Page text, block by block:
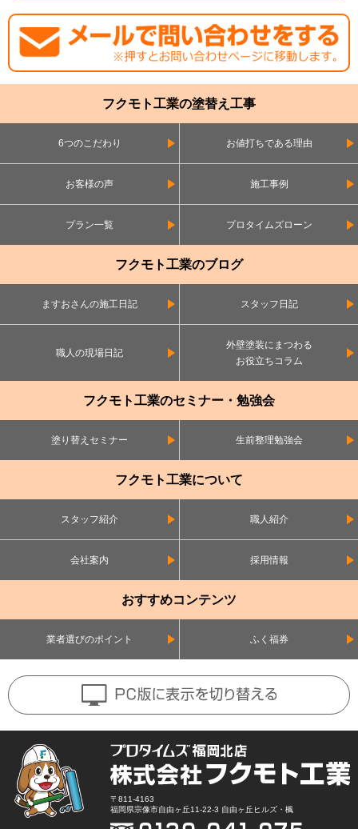
フクモト工業の塗替え工事
6つのこだわり お値打ちである理由
お客様の声 施工事例
プラン一覧 プロタイムズローン
フクモト工業のブログ
ますおさんの施工日記 スタッフ日記
職人の現場日記
外壁塗装にまつわる
お役立ちコラム
フクモト工業のセミナー・勉強会
塗り替えセミナー 生前整理勉強会
フクモト工業について
スタッフ紹介 職人紹介
会社案内 採用情報
おすすめコンテンツ
業者選びのポイント ふく福券
〒811-4163
福岡県宗像市自由ヶ丘11-22-3 自由ヶ丘ヒルズ・楓